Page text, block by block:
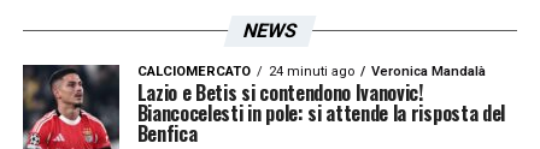
NEWS
CALCIOMERCATO 24 minuti ago Veronica Mandalà
Lazio e Betis si contendono Ivanovic!
Biancocelesti in pole: si attende la risposta del
Benfica